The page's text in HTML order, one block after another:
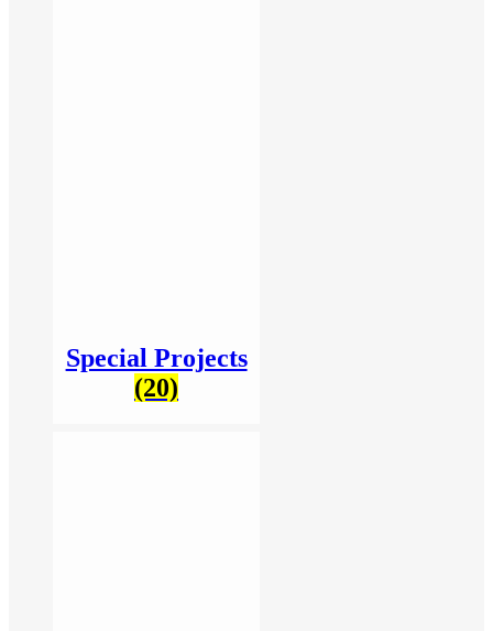
Special Projects
(20)